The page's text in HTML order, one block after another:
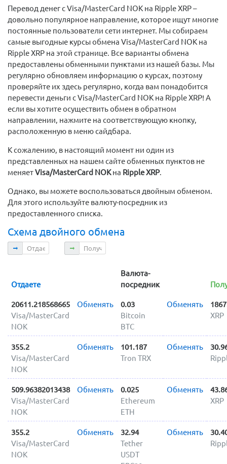
Перевод денег с Visa/MasterCard NOK на Ripple XRP –
довольно популярное направление, которое ищут многие
постоянные пользователи сети интернет. Мы собираем
самые выгодные курсы обмена Visa/MasterCard NOK на
Ripple XRP на этой странице. Все варианты обмена
предоставлены обменными пунктами из нашей базы. Мы
регулярно обновляем информацию о курсах, поэтому
проверяйте их здесь регулярно, когда вам понадобится
перевести деньги с Visa/MasterCard NOK на Ripple XRP! А
если вы хотите осуществить обмен в обратном
направлении, нажмите на соответствующую кнопку,
расположенную в меню сайдбара.
К сожалению, в настоящий момент ни один из
представленных на нашем сайте обменных пунктов не
меняетVisa/MasterCard NOKна Ripple XRP.
Однако, вы можете воспользоваться двойным обменом.
Для этого используйте валюту-посредник из
предоставленного списка.
Схема двойного обмена
Отдаете Получаете
Отдаете
Валюта-
посредник
20611.218568665
Visa/MasterCard
NOK
Обменять
0.03
Bitcoin
BTC
Обменять
XRP
355.2
Visa/MasterCard
NOK
Обменять
101.187
Tron TRX
Обменять
509.96382013438
Visa/MasterCard
NOK
Обменять
0.025
Ethereum
ETH
Обменять
XRP
355.2
Visa/MasterCard
NOK
Обменять
32.94
Tether
USDT
Обменять